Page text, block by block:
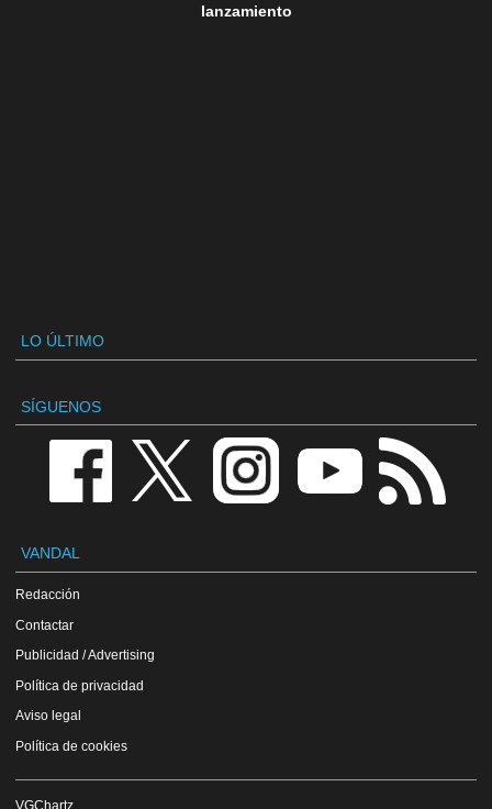
lanzamiento
LO ÚLTIMO
SÍGUENOS
VANDAL
Redacción
Contactar
Publicidad / Advertising
Política de privacidad
Aviso legal
Política de cookies
VGChartz